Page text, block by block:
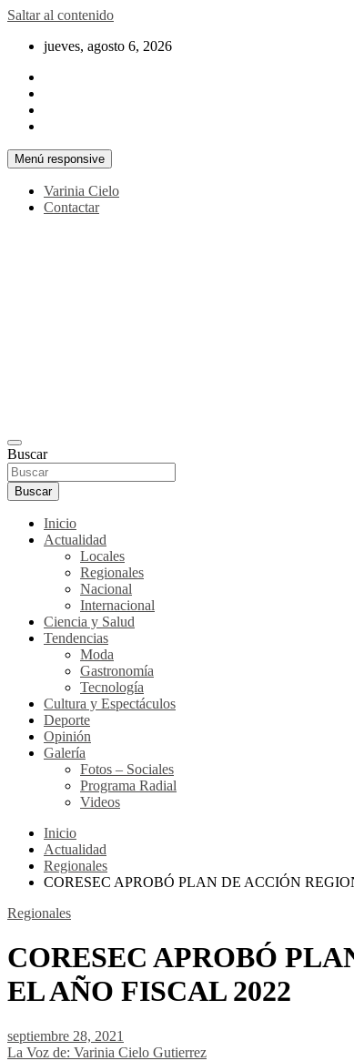
Saltar al contenido
jueves, agosto 6, 2026
Menú responsive
Varinia Cielo
Contactar
Buscar
Buscar
Inicio
Actualidad
Locales
Regionales
Nacional
Internacional
Ciencia y Salud
Tendencias
Moda
Gastronomía
Tecnología
Cultura y Espectáculos
Deporte
Opinión
Galería
Fotos – Sociales
Programa Radial
Videos
Inicio
Actualidad
Regionales
CORESEC APROBÓ PLAN DE ACCIÓN
Regionales
CORESEC APROBÓ
EL AÑO FISCAL 2022
septiembre 28, 2021
La Voz de: Varinia Cielo Gutierrez